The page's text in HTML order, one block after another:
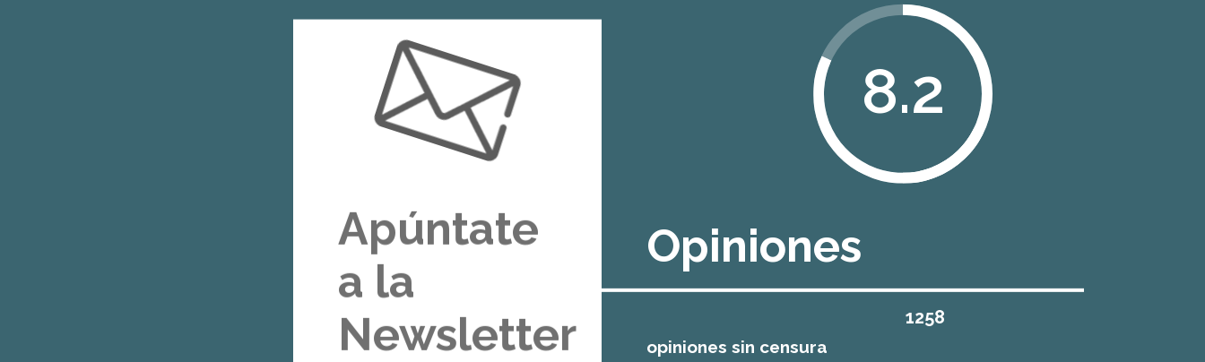
Apúntate
a la
Newsletter
8.2
Opiniones
opiniones sin censura
1258